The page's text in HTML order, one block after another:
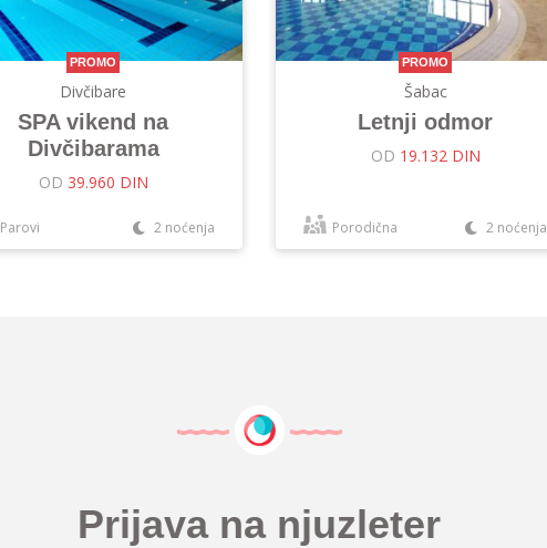
PROMO
Divčibare
SPA vikend na
Divčibarama
OD 39.960 DIN
Parovi 2 noćenja
PROMO
Šabac
Letnji odmor
OD 19.132 DIN
Porodična 2 noćenja
Prijava na njuzleter